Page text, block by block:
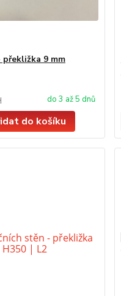
9 mm
do 3 až 5 dnů
do košíku